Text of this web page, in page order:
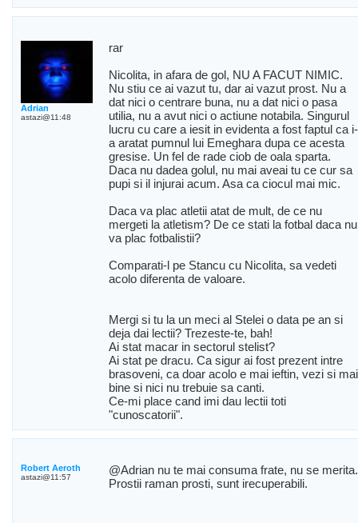
Adrian
astazi@11:48
rar
Nicolita, in afara de gol, NU A FACUT NIMIC.
Nu stiu ce ai vazut tu, dar ai vazut prost. Nu a
dat nici o centrare buna, nu a dat nici o pasa
utilia, nu a avut nici o actiune notabila. Singurul
lucru cu care a iesit in evidenta a fost faptul ca i-
a aratat pumnul lui Emeghara dupa ce acesta
gresise. Un fel de rade ciob de oala sparta.
Daca nu dadea golul, nu mai aveai tu ce cur sa
pupi si il injurai acum. Asa ca ciocul mai mic.
Daca va plac atletii atat de mult, de ce nu
mergeti la atletism? De ce stati la fotbal daca nu
va plac fotbalistii?
Comparati-l pe Stancu cu Nicolita, sa vedeti
acolo diferenta de valoare.
Mergi si tu la un meci al Stelei o data pe an si
deja dai lectii? Trezeste-te, bah!
Ai stat macar in sectorul stelist?
Ai stat pe dracu. Ca sigur ai fost prezent intre
brasoveni, ca doar acolo e mai ieftin, vezi si mai
bine si nici nu trebuie sa canti.
Ce-mi place cand imi dau lectii toti
"cunoscatorii".
Robert Aeroth
astazi@11:57
@Adrian nu te mai consuma frate, nu se merita.
Prostii raman prosti, sunt irecuperabili.